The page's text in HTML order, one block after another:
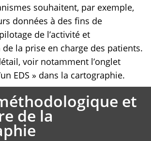
souhaitent, par exemple,
données à des fins de
de l’activité et
de la prise en charge des patients.
voir notamment l’onglet
EDS » dans la cartographie.
et
de la